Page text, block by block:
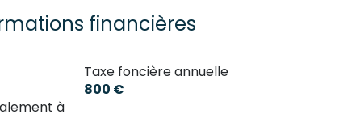
financières
à
Taxe foncière annuelle
800 €